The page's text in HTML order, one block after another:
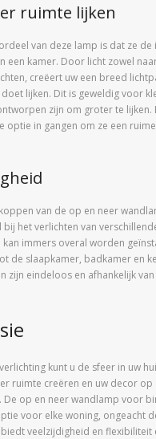
ruimte lijken
van deze lamp is dat ze de
een kamer. Door licht zowel
creëert uw een breed
lijken. Dit is geweldig voor
zijn om groter te
optie in gangen om ze een
van de op en neer
het verlichten van
kan immers overal worden
de slaapkamer, badkamer en
zijn eindeloos en afhankelijk
kunt u de sfeer in uw
ruimte creëren en uw decor
De op en neer wandlamp voor
voor elke woning, ongeacht
veelzijdigheid en flexibiliteit